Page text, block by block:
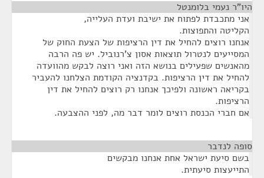
היו"ר נעמי בלומנטל
אני מתכבדת לפתוח את ישיבת ועדת העלייה,
הקליטה והתפוצות.
אנחנו רוצים להחיל את דין הרציפות של הצעת החוק של
המסייעים לנטרול תוצאות אסון צ'רנוביל. יש פה הרבה
מהאנשים שפעילים בנושא הזה ואני רוצה לבקש מהוועדה
להחיל את דין הרציפות. בקדנציה הקודמת הצלחנו להעביר
בקריאה ראשונה ולפיכך אנחנו רק רוצים להחיל את דין
הרציפות.
אם חברי הכנסת רוצים לומר דבר מה, לפני ההצבעה.
סופה לנדבר
בשם סיעת ישראל אחת אנחנו מבקשים
התייעצות סיעתית.